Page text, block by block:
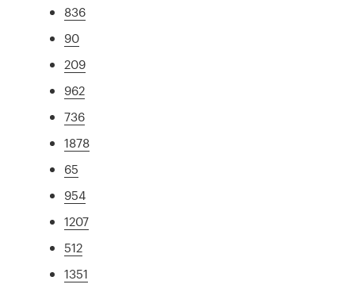
836
90
209
962
736
1878
65
954
1207
512
1351